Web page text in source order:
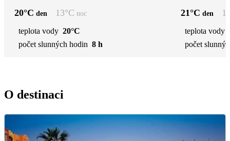
20°C den 13°C noc
teplota vody 20°C
počet slunných hodin 8 h
21°C den
teplota vody
počet
O destinaci